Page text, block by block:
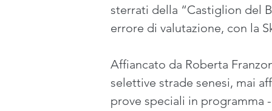
sterrati della “Castiglion del
errore di valutazione, con la
Affiancato da Roberta
selettive strade senesi, mai
prove speciali in programma